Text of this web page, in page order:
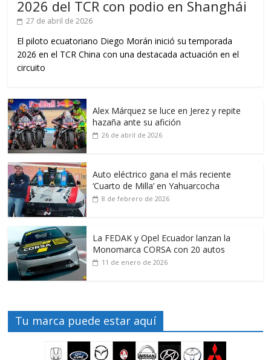
2026 del TCR con podio en Shanghái
27 de abril de 2026
El piloto ecuatoriano Diego Morán inició su temporada
2026 en el TCR China con una destacada actuación en el
circuito
Alex Márquez se luce en Jerez y repite
hazaña ante su afición
26 de abril de 2026
Auto eléctrico gana el más reciente
‘Cuarto de Milla’ en Yahuarcocha
8 de febrero de 2026
La FEDAK y Opel Ecuador lanzan la
Monomarca CORSA con 20 autos
11 de enero de 2026
Tu marca puede estar aquí